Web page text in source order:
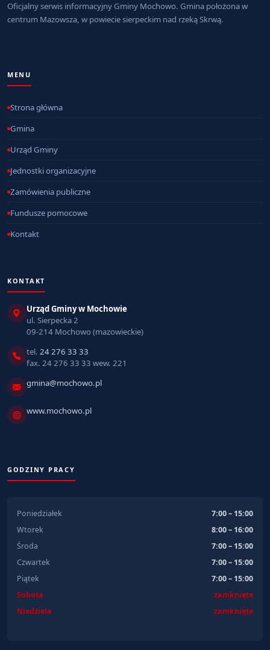
Oficjalny serwis informacyjny Gminy Mochowo. Gmina położona w
centrum Mazowsza, w powiecie sierpeckim nad rzeką Skrwą.
MENU
Strona główna
Gmina
Urząd Gminy
Jednostki organizacyjne
Zamówienia publiczne
Fundusze pomocowe
Kontakt
KONTAKT
Urząd Gminy w Mochowie
ul. Sierpecka 2
09-214 Mochowo (mazowieckie)
tel. 24 276 33 33
fax. 24 276 33 33 wew. 221
gmina@mochowo.pl
www.mochowo.pl
GODZINY PRACY
Poniedziałek
7:00 – 15:00
Wtorek
8:00 – 16:00
Środa
7:00 – 15:00
Czwartek
7:00 – 15:00
Piątek
7:00 – 15:00
Sobota
zamknięte
Niedziela
zamknięte